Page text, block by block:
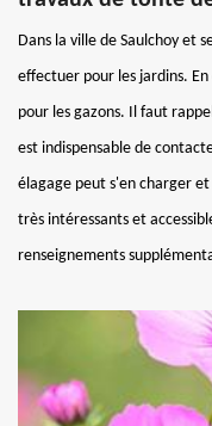
Dans la ville de Saulchoy et
effectuer pour les jardins.
pour les gazons. Il faut
est indispensable de
élagage peut s'en charger
très intéressants et
renseignements